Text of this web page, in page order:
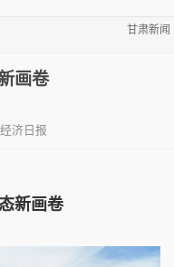
甘肃新闻
画卷
济日报
新画卷